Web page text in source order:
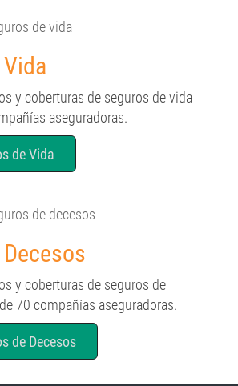
y coberturas de seguros de vida
aseguradoras.
de Vida
y coberturas de seguros de
70 compañías aseguradoras.
de Decesos